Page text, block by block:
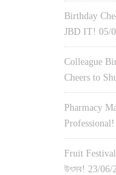
Birthday
JBD IT! 05/
Colleague
Cheers to
Pharmacy
Professional!
Fruit Festival
উৎসব! 23/06/